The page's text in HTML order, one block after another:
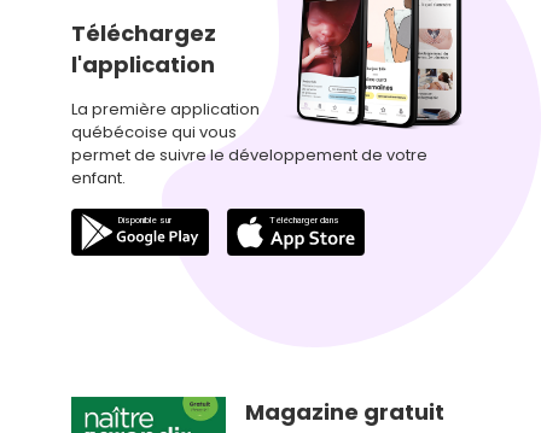
Téléchargez
l'application
La première application
québécoise qui vous
permet de suivre le développement de votre
enfant.
Magazine gratuit